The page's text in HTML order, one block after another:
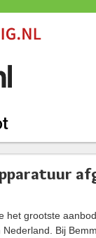
het grootste
Bij